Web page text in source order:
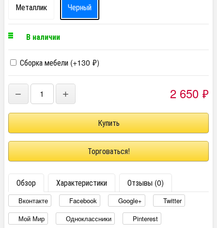
Металлик Черный
В наличии
Сборка мебели (+130 ₽)
− + 2 650 ₽
Торговаться!
Обзор Характеристики Отзывы (0)
Вконтакте Facebook Google+
Twitter
Мой Мир
Одноклассники Pinterest